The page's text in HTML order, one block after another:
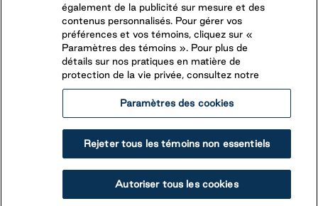
LégalesRapports éthiquesAccessibilité
Termes et conditions
réservés.
également de la publicité sur mesure et des
contenus personnalisés. Pour gérer vos
préférences et vos témoins, cliquez sur «
Paramètres des témoins ». Pour plus de
détails sur nos pratiques en matière de
protection de la vie privée, consultez notre
Paramètres des cookies
Rejeter tous les témoins non essentiels
Autoriser tous les cookies